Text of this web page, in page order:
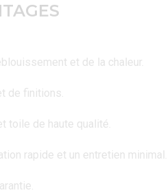
et de la chaleur.
de finitions.
toile de haute qualité.
rapide et un entretien minimal.